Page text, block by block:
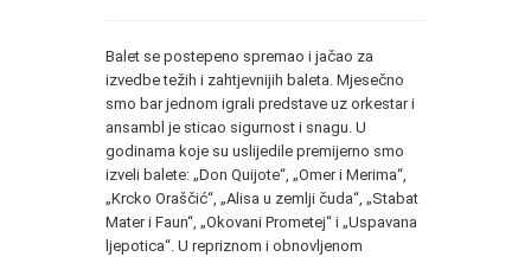
Balet se postepeno spremao i jačao za
izvedbe težih i zahtjevnijih baleta. Mjesečno
smo bar jednom igrali predstave uz orkestar i
ansambl je sticao sigurnost i snagu. U
godinama koje su uslijedile premijerno smo
izveli balete: „Don Quijote“, „Omer i Merima“,
„Krcko Oraščić“, „Alisa u zemlji čuda“, „Stabat
Mater i Faun“, „Okovani Prometej“ i „Uspavana
ljepotica“. U repriznom i obnovljenom